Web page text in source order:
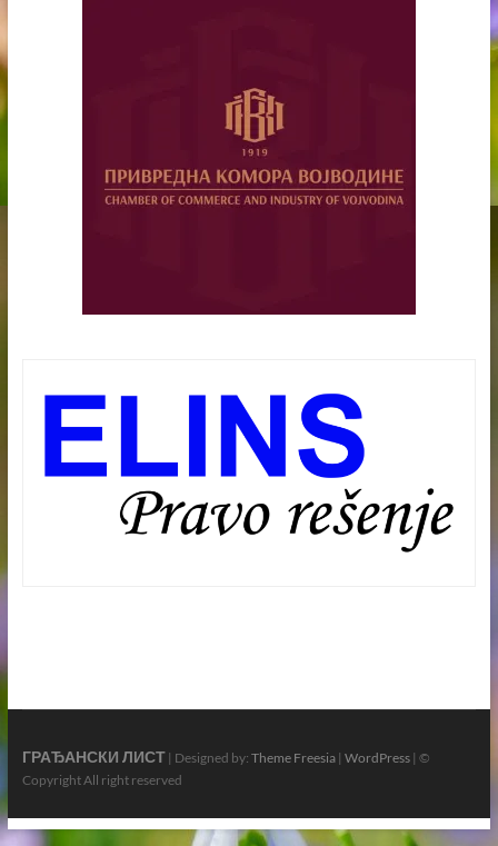
ГРАЂАНСКИ ЛИСТ| Designed by: Theme Freesia| WordPress| ©
Copyright All right reserved